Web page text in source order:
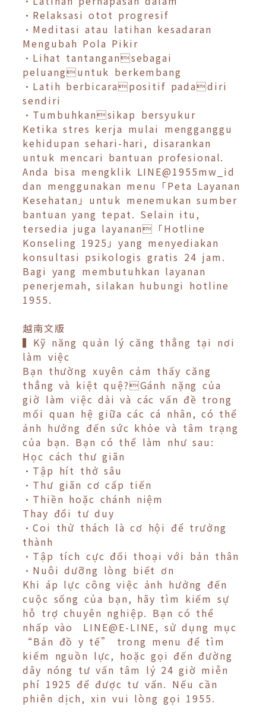
•Relaksasi otot progresif
•Meditasi atau latihan kesadaran
Mengubah Pola Pikir
•Lihat tantangansebagai
peluanguntuk berkembang
•Latih berbicarapositif padadiri
sendiri
•Tumbuhkansikap bersyukur
Ketika stres kerja mulai mengganggu
kehidupan sehari-hari, disarankan
untuk mencari bantuan profesional.
Anda bisa mengklik LINE@1955mw_id
dan menggunakan menu「Peta Layanan
Kesehatan」untuk menemukan sumber
bantuan yang tepat. Selain itu,
tersedia juga layanan「Hotline
Konseling 1925」yang menyediakan
konsultasi psikologis gratis 24 jam.
Bagi yang membutuhkan layanan
penerjemah, silakan hubungi hotline
1955.
越南文版
▍Kỹ năng quản lý căng thẳng tại nơi
làm việc
Bạn thường xuyên cảm thấy căng
thẳng và kiệt quệ?Gánh nặng của
giờ làm việc dài và các vấn đề trong
mối quan hệ giữa các cá nhân, có thể
ảnh hưởng đến sức khỏe và tâm trạng
của bạn. Bạn có thể làm như sau:
Học cách thư giãn
•Tập hít thở sâu
•Thư giãn cơ cấp tiến
•Thiền hoặc chánh niệm
Thay đổi tư duy
•Coi thử thách là cơ hội để trưởng
thành
•Tập tích cực đối thoại với bản thân
•Nuôi dưỡng lòng biết ơn
Khi áp lực công việc ảnh hưởng đến
cuộc sống của bạn, hãy tìm kiếm sự
hỗ trợ chuyên nghiệp. Bạn có thể
nhấp vào LINE@E-LINE, sử dụng mục
“Bản đồ y tế” trong menu để tìm
kiếm nguồn lực, hoặc gọi đến đường
dây nóng tư vấn tâm lý 24 giờ miễn
phí 1925 để được tư vấn. Nếu cần
phiên dịch, xin vui lòng gọi 1955.